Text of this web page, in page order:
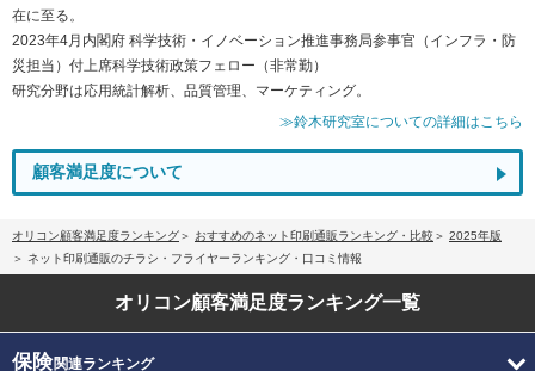
在に至る。
2023年4月内閣府 科学技術・イノベーション推進事務局参事官（インフラ・防
災担当）付上席科学技術政策フェロー（非常勤）
研究分野は応用統計解析、品質管理、マーケティング。
≫鈴木研究室についての詳細はこちら
顧客満足度について
オリコン顧客満足度ランキング おすすめのネット印刷通販ランキング・比較
2025年版
ネット印刷通販のチラシ・フライヤーランキング・口コミ情報
オリコン顧客満足度ランキング一覧
保険関連ランキング